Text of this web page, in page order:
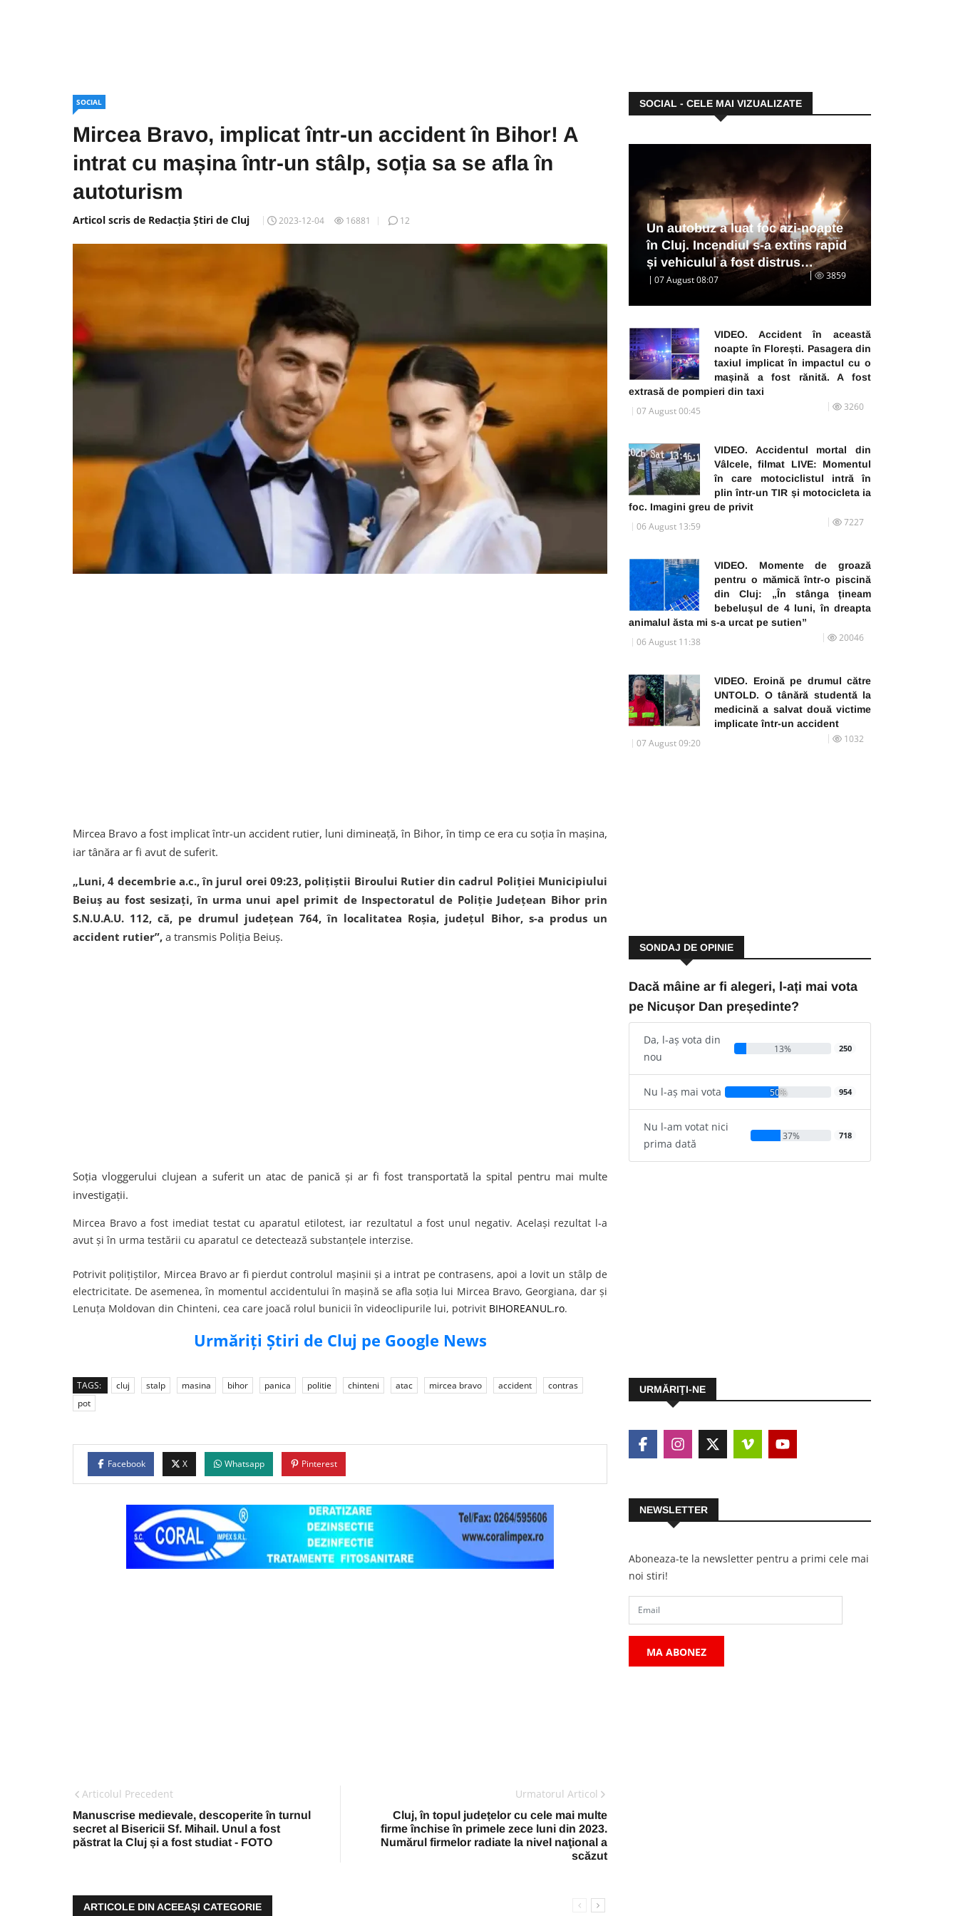
SOCIAL
Mircea Bravo, implicat într-un accident în Bihor! A
intrat cu mașina într-un stâlp, soția sa se afla în
autoturism
Articol scris de Redacția Știri de Cluj 2023-12-04 16881 12
Mircea Bravo a fost implicat într-un accident rutier, luni dimineaţă, în Bihor, în timp ce era cu soţia în maşina,
iar tânăra ar fi avut de suferit.
„Luni, 4 decembrie a.c., în jurul orei 09:23, polițiștii Biroului Rutier din cadrul Poliției Municipiului
Beiuș au fost sesizați, în urma unui apel primit de Inspectoratul de Poliție Județean Bihor prin
S.N.U.A.U. 112, că, pe drumul județean 764, în localitatea Roșia, județul Bihor, s-a produs un
accident rutier”, a transmis Poliția Beiuș.
Soția vloggerului clujean a suferit un atac de panică și ar fi fost transportată la spital pentru mai multe
investigații.
Mircea Bravo a fost imediat testat cu aparatul etilotest, iar rezultatul a fost unul negativ. Același rezultat l-a
avut și în urma testării cu aparatul ce detectează substanțele interzise.
Potrivit polițiștilor, Mircea Bravo ar fi pierdut controlul mașinii și a intrat pe contrasens, apoi a lovit un stâlp de
electricitate. De asemenea, în momentul accidentului în mașină se afla soția lui Mircea Bravo, Georgiana, dar şi
Lenuţa Moldovan din Chinteni, cea care joacă rolul bunicii în videoclipurile lui, potrivit BIHOREANUL.ro.
Urmăriți Știri de Cluj pe Google News
TAGS: cluj stalp masina bihor panica politie chinteni atac mircea bravo accident
contras
pot
Facebook X Whatsapp Pinterest
Articolul Precedent
Manuscrise medievale, descoperite în turnul
secret al Bisericii Sf. Mihail. Unul a fost
păstrat la Cluj și a fost studiat - FOTO
Urmatorul Articol
Cluj, în topul județelor cu cele mai multe
firme închise în primele zece luni din 2023.
Numărul firmelor radiate la nivel naţional a
scăzut
ARTICOLE DIN ACEEAŞI CATEGORIE
SOCIAL - CELE MAI VIZUALIZATE
Un autobuz a luat foc azi-noapte
în Cluj. Incendiul s-a extins rapid
și vehiculul a fost distrus…
07 August 08:07 3859
VIDEO. Accident în această
noapte în Florești. Pasagera din
taxiul implicat în impactul cu o
mașină a fost rănită. A fost
extrasă de pompieri din taxi
07 August 00:45 3260
VIDEO. Accidentul mortal din
Vâlcele, filmat LIVE: Momentul
în care motociclistul intră în
plin într-un TIR și motocicleta ia
foc. Imagini greu de privit
06 August 13:59 7227
VIDEO. Momente de groază
pentru o mămică într-o piscină
din Cluj: „În stânga țineam
bebelușul de 4 luni, în dreapta
animalul ăsta mi s-a urcat pe sutien”
06 August 11:38 20046
VIDEO. Eroină pe drumul către
UNTOLD. O tânără studentă la
medicină a salvat două victime
implicate într-un accident
07 August 09:20 1032
SONDAJ DE OPINIE
Dacă mâine ar fi alegeri, l-ați mai vota
pe Nicușor Dan președinte?
Da, l-aș vota din
nou
13% 250
Nu l-aș mai vota 50% 954
Nu l-am votat nici
prima dată
37% 718
URMĂRIŢI-NE
NEWSLETTER
Aboneaza-te la newsletter pentru a primi cele mai
noi stiri!
MA ABONEZ